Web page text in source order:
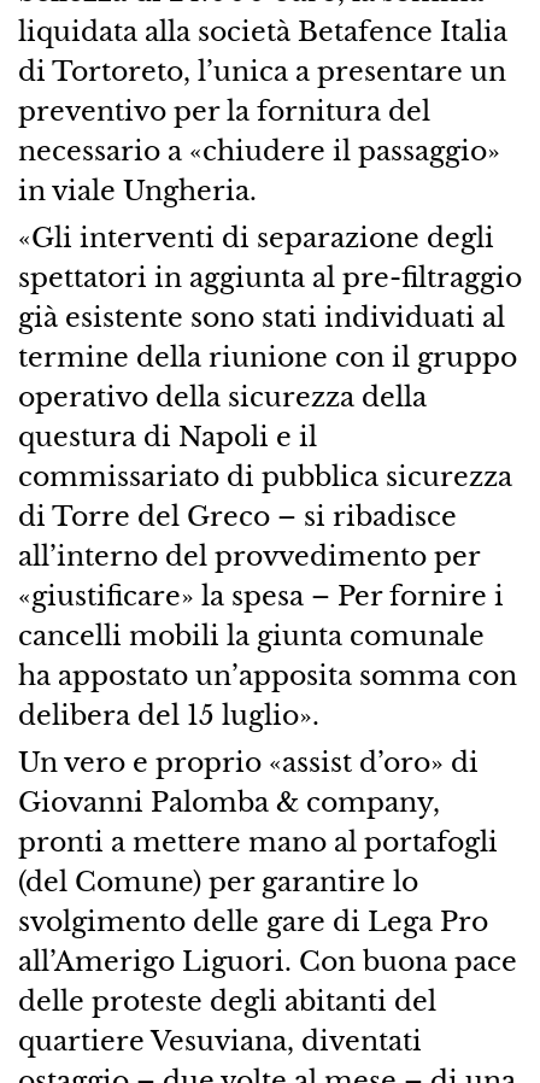
liquidata alla società Betafence Italia
di Tortoreto, l’unica a presentare un
preventivo per la fornitura del
necessario a «chiudere il passaggio»
in viale Ungheria.
«Gli interventi di separazione degli
spettatori in aggiunta al pre-filtraggio
già esistente sono stati individuati al
termine della riunione con il gruppo
operativo della sicurezza della
questura di Napoli e il
commissariato di pubblica sicurezza
di Torre del Greco – si ribadisce
all’interno del provvedimento per
«giustificare» la spesa – Per fornire i
cancelli mobili la giunta comunale
ha appostato un’apposita somma con
delibera del 15 luglio».
Un vero e proprio «assist d’oro» di
Giovanni Palomba & company,
pronti a mettere mano al portafogli
(del Comune) per garantire lo
svolgimento delle gare di Lega Pro
all’Amerigo Liguori. Con buona pace
delle proteste degli abitanti del
quartiere Vesuviana, diventati